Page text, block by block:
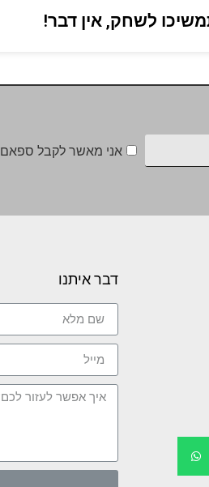
לשחק, אין דבר!
אני מאשר לקבל ספאם
דבר איתנו